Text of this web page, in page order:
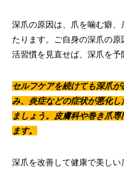
深爪の原因は、爪を噛む癖
たります。ご自身の深爪の
活習慣を見直せば、深爪を予
セルフケアを続けても深爪
み、炎症などの症状が悪化
ましょう。皮膚科や巻き爪
ます。
深爪を改善して健康で美し